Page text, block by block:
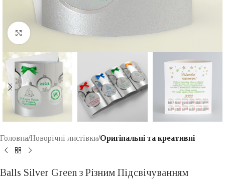
Click to enlarge
Головна Новорічні листівки Оригінальні та креативні
Balls Silver Green з Різним Підсвічуванням